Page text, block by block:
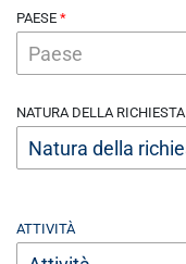
PAESE
NATURA DELLA RICHIESTA
ATTIVITÀ